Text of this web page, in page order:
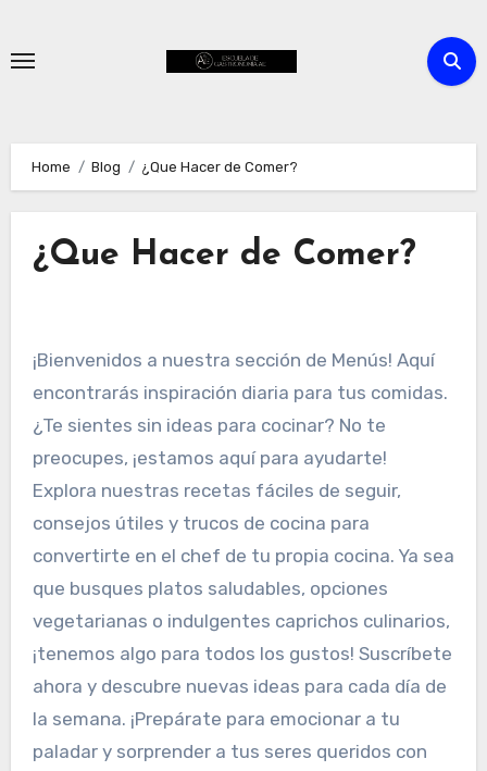
content
Home Blog ¿Que Hacer de Comer?
¿Que Hacer de Comer?
¡Bienvenidos a nuestra sección de Menús! Aquí
encontrarás inspiración diaria para tus comidas.
¿Te sientes sin ideas para cocinar? No te
preocupes, ¡estamos aquí para ayudarte!
Explora nuestras recetas fáciles de seguir,
consejos útiles y trucos de cocina para
convertirte en el chef de tu propia cocina. Ya sea
que busques platos saludables, opciones
vegetarianas o indulgentes caprichos culinarios,
¡tenemos algo para todos los gustos! Suscríbete
ahora y descubre nuevas ideas para cada día de
la semana. ¡Prepárate para emocionar a tu
paladar y sorprender a tus seres queridos con